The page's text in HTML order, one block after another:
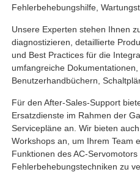
Fehlerbehebungshilfe,
Unsere Experten stehen Ihnen
diagnostizieren, detaillierte
und Best Practices für die
umfangreiche
Benutzerhandbüchern,
Für den After-Sales-Support
Ersatzdienste im Rahmen der
Servicepläne an. Wir bieten
Workshops an, um Ihrem Team
Funktionen des AC-
Fehlerbehebungstechniken zu